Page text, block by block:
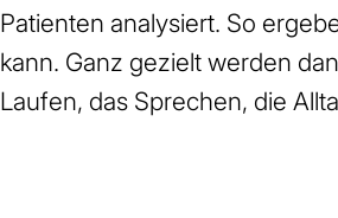
Patienten analysiert. So
kann. Ganz gezielt werden
Laufen, das Sprechen, die